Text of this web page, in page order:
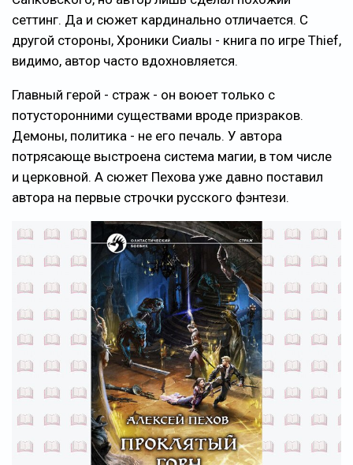
сеттинг. Да и сюжет кардинально отличается. С
другой стороны, Хроники Сиалы - книга по игре Thief,
видимо, автор часто вдохновляется.
Главный герой - страж - он воюет только с
потусторонними существами вроде призраков.
Демоны, политика - не его печаль. У автора
потрясающе выстроена система магии, в том числе
и церковной. А сюжет Пехова уже давно поставил
автора на первые строчки русского фэнтези.